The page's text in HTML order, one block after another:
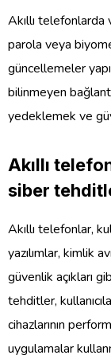
Akıllı telefonlarda
parola veya
güncellemeler
bilinmeyen
yedeklemek ve
Akıllı
siber
Akıllı telefonlar,
yazılımlar, kimlik
güvenlik açıkları
tehditler,
cihazlarının
uygulamalar